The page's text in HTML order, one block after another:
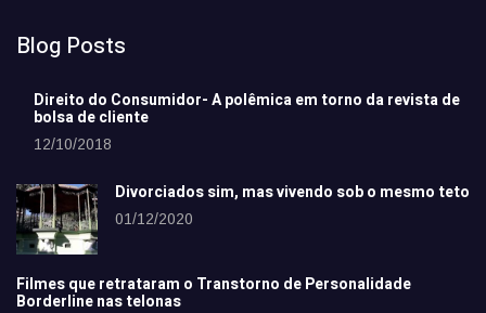
Blog Posts
Direito do Consumidor- A polêmica em torno da revista de
bolsa de cliente
12/10/2018
Divorciados sim, mas vivendo sob o mesmo teto
01/12/2020
Filmes que retrataram o Transtorno de Personalidade
Borderline nas telonas